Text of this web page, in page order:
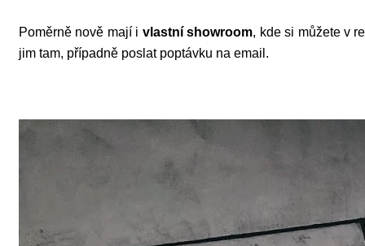
Poměrně nově mají i vlastní showroom, kde si můžete v
jim tam, případně poslat poptávku na email.